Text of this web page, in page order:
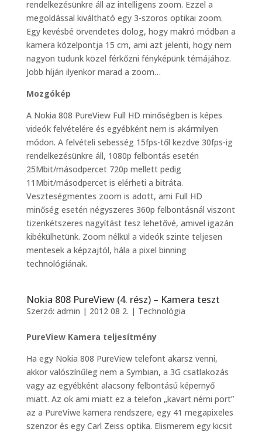
rendelkezésünkre áll az intelligens zoom. Ezzel a
megoldással kiváltható egy 3-szoros optikai zoom.
Egy kevésbé örvendetes dolog, hogy makró módban a
kamera közelpontja 15 cm, ami azt jelenti, hogy nem
nagyon tudunk közel férkőzni fényképünk témájához.
Jobb híján ilyenkor marad a zoom…
Mozgókép
A Nokia 808 PureView Full HD minőségben is képes
videók felvételére és egyébként nem is akármilyen
módon. A felvételi sebesség 15fps-től kezdve 30fps-ig
rendelkezésünkre áll, 1080p felbontás esetén
25Mbit/másodpercet 720p mellett pedig
11Mbit/másodpercet is elérheti a bitráta.
Veszteségmentes zoom is adott, ami Full HD
minőség esetén négyszeres 360p felbontásnál viszont
tizenkétszeres nagyítást tesz lehetővé, amivel igazán
kibékülhetünk. Zoom nélkül a videók szinte teljesen
mentesek a képzajtól, hála a pixel binning
technológiának.
Nokia 808 PureView (4. rész) – Kamera teszt
Szerző: admin | 2012 08 2. | Technológia
PureView Kamera teljesítmény
Ha egy Nokia 808 PureView telefont akarsz venni,
akkor valószínűleg nem a Symbian, a 3G csatlakozás
vagy az egyébként alacsony felbontású képernyő
miatt. Az ok ami miatt ez a telefon „kavart némi port”
az a PureViwe kamera rendszere, egy 41 megapixeles
szenzor és egy Carl Zeiss optika. Elismerem egy kicsit